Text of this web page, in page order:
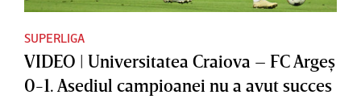
SUPERLIGA
VIDEO | Universitatea Craiova – FC Argeş
0-1. Asediul campioanei nu a avut succes